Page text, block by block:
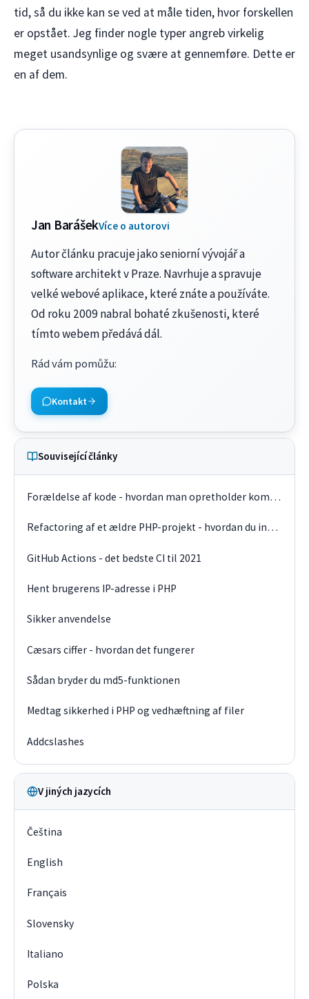
tid, så du ikke kan se ved at måle tiden, hvor forskellen
er opstået. Jeg finder nogle typer angreb virkelig
meget usandsynlige og svære at gennemføre. Dette er
en af dem.
Jan BarášekVíce o autorovi
Autor článku pracuje jako seniorní vývojář a
software architekt v Praze. Navrhuje a spravuje
velké webové aplikace, které znáte a používáte.
Od roku 2009 nabral bohaté zkušenosti, které
tímto webem předává dál.
Rád vám pomůžu:
Kontakt
Související články
Forældelse af kode - hvordan man opretholder kompatibilitet
Refactoring af et ældre PHP-projekt - hvordan du indhenter teknologiske gæld
GitHub Actions - det bedste CI til 2021
Hent brugerens IP-adresse i PHP
Sikker anvendelse
Cæsars ciffer - hvordan det fungerer
Sådan bryder du md5-funktionen
Medtag sikkerhed i PHP og vedhæftning af filer
Addcslashes
V jiných jazycích
Čeština
English
Français
Slovensky
Italiano
Polska